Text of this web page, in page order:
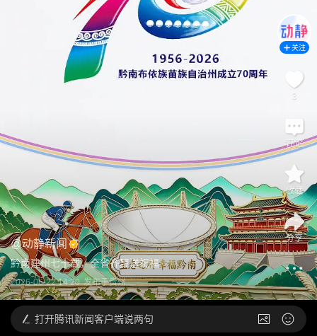
@动静新闻
黔南建州七十载，全省齐聚送祝福
2026-06-22 14:20 发布于贵州
关注
3
评论
收藏
分享
打开腾讯新闻客户端说两句